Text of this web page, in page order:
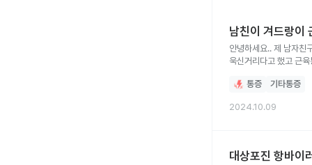
남친이 겨드랑이
안녕하세요.. 제 남자친
욱신거리다고 했고 근
통증
기타통증
2024.10.09
대상포진 항바이